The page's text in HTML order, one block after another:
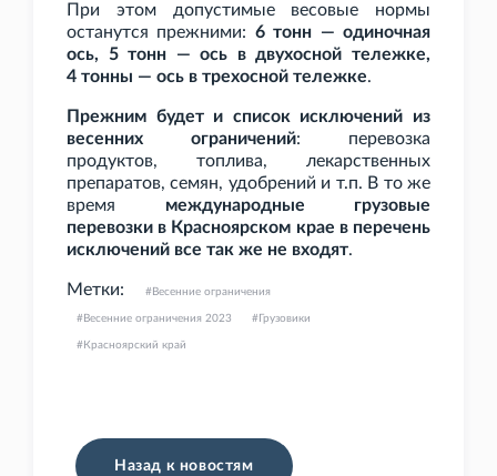
При этом допустимые весовые нормы
останутся прежними: 6 тонн — одиночная
ось, 5 тонн — ось в двухосной тележке,
4 тонны — ось в трехосной тележке.
Прежним будет и список исключений из
весенних ограничений: перевозка
продуктов, топлива, лекарственных
препаратов, семян, удобрений и т.п. В то же
время международные грузовые
перевозки в Красноярском крае в перечень
исключений все так же не входят.
Метки: Весенние ограничения
Весенние ограничения 2023 Грузовики
Красноярский край
Назад к новостям